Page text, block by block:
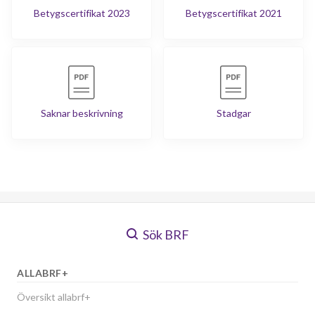
Betygscertifikat 2023 Betygscertifikat 2021
Saknar beskrivning Stadgar
Sök BRF
ALLABRF+
Översikt allabrf+